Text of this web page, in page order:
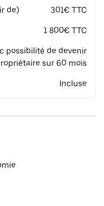
de) 301€ TTC
1 800€ TTC
possibilité de devenir
sur 60 mois
Incluse